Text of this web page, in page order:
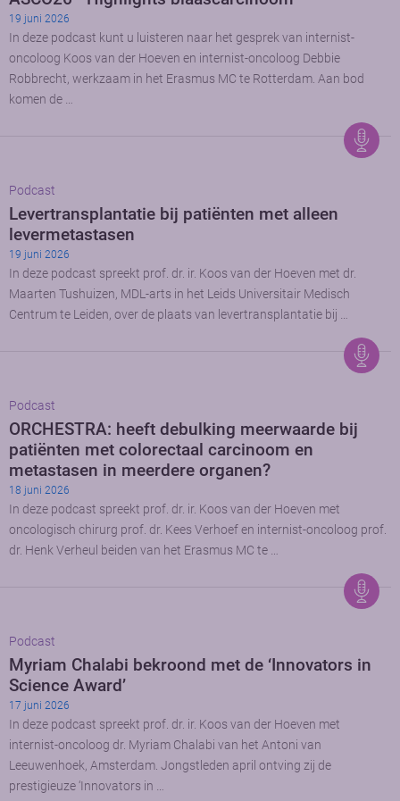
19 juni 2026
In deze podcast kunt u luisteren naar het gesprek van internist-
oncoloog Koos van der Hoeven en internist-oncoloog Debbie
Robbrecht, werkzaam in het Erasmus MC te Rotterdam. Aan bod
komen de …
Podcast
Levertransplantatie bij patiënten met alleen
levermetastasen
19 juni 2026
In deze podcast spreekt prof. dr. ir. Koos van der Hoeven met dr.
Maarten Tushuizen, MDL-arts in het Leids Universitair Medisch
Centrum te Leiden, over de plaats van levertransplantatie bij …
Podcast
ORCHESTRA: heeft debulking meerwaarde bij
patiënten met colorectaal carcinoom en
metastasen in meerdere organen?
18 juni 2026
In deze podcast spreekt prof. dr. ir. Koos van der Hoeven met
oncologisch chirurg prof. dr. Kees Verhoef en internist-oncoloog prof.
dr. Henk Verheul beiden van het Erasmus MC te …
Podcast
Myriam Chalabi bekroond met de ‘Innovators in
Science Award’
17 juni 2026
In deze podcast spreekt prof. dr. ir. Koos van der Hoeven met
internist-oncoloog dr. Myriam Chalabi van het Antoni van
Leeuwenhoek, Amsterdam. Jongstleden april ontving zij de
prestigieuze ‘Innovators in …